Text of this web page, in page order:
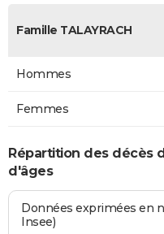
Famille TALAYRACH
Hommes
Femmes
Répartition des décès
d'âges
Données exprimées en
Insee)